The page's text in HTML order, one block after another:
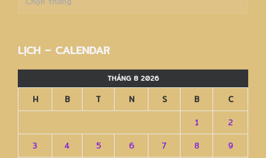
trữ
LỊCH – CALENDAR
THÁNG 8 2026
H B T N S B
C
1
2
3
4 5 6 7 8
9